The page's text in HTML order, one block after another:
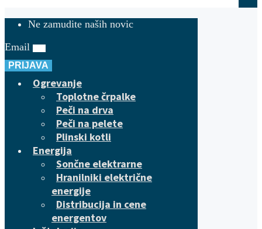
Ne zamudite naših novic
Email
PRIJAVA
Ogrevanje
Toplotne črpalke
Peči na drva
Peči na pelete
Plinski kotli
Energija
Sončne elektrarne
Hranilniki električne
energije
Distribucija in cene
energentov